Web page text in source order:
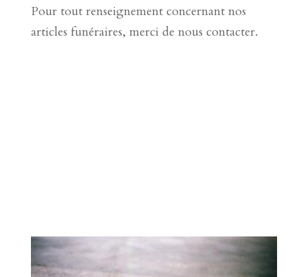
Pour tout renseignement concernant nos
articles funéraires, merci de nous contacter.